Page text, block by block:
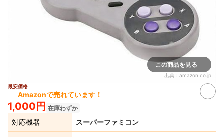
この商品を見る
出典： amazon.co.jp
最安価格
Amazonで売れています！
1,000円 在庫わずか
対応機器 スーパーファミコン